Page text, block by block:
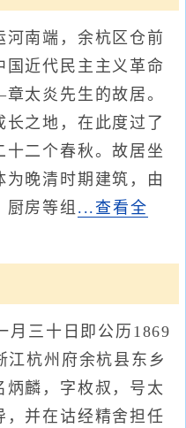
南端，余杭区仓前
国近代民主主义革命
太炎先生的故居。
之地，在此度过了
十二个春秋。故居坐
晚清时期建筑，由
厨房等组 ...查看全
三十日即公历1869
江杭州府余杭县东乡
麟，字枚叔，号太
，并在诂经精舍担任